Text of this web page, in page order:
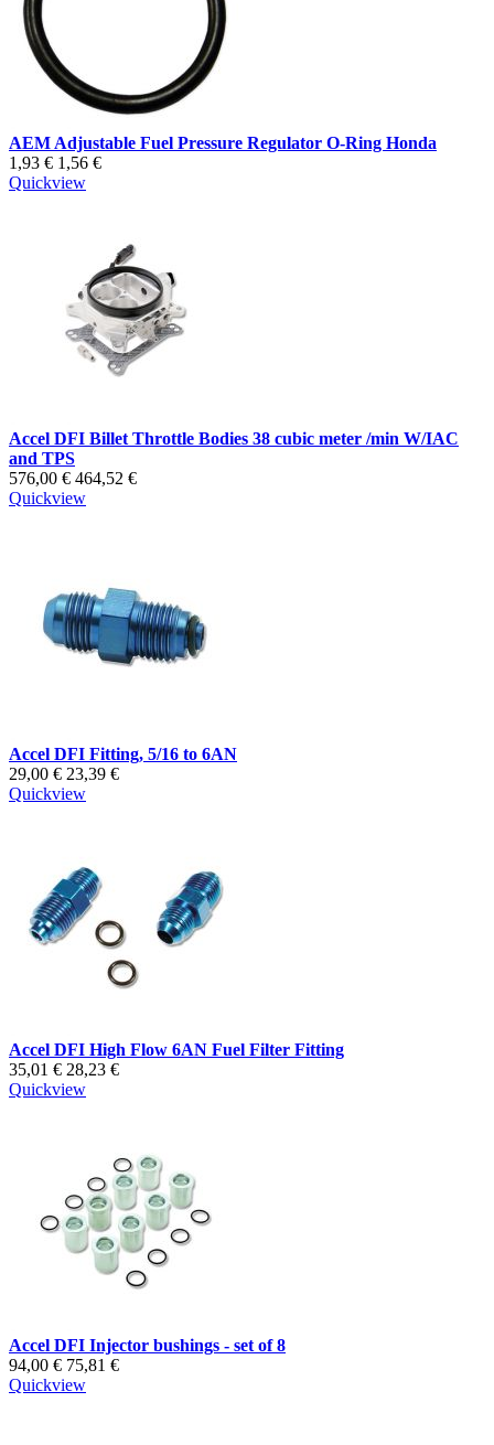
AEM Adjustable Fuel Pressure Regulator O-Ring Honda
1,93 € 1,56 €
Quickview
Accel DFI Billet Throttle Bodies 38 cubic meter /min W/IAC
and TPS
576,00 € 464,52 €
Quickview
Accel DFI Fitting, 5/16 to 6AN
29,00 € 23,39 €
Quickview
Accel DFI High Flow 6AN Fuel Filter Fitting
35,01 € 28,23 €
Quickview
Accel DFI Injector bushings - set of 8
94,00 € 75,81 €
Quickview